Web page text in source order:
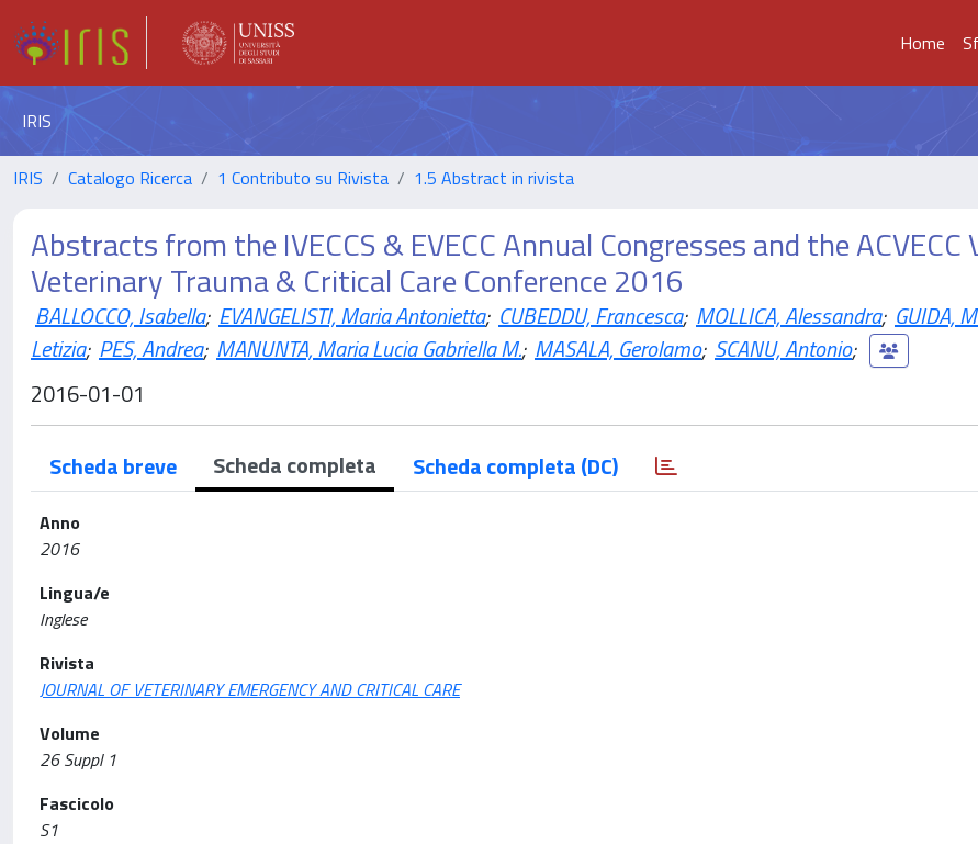
Home
IRIS
IRIS Catalogo Ricerca 1 Contributo su Rivista 1.5 Abstract in rivista
Abstracts from the IVECCS & EVECC Annual Congresses and the ACVECC
Veterinary Trauma & Critical Care Conference 2016
BALLOCCO, Isabella; EVANGELISTI, Maria Antonietta; CUBEDDU, Francesca; MOLLICA, Alessandra; GUIDA,
Letizia; PES, Andrea; MANUNTA, Maria Lucia Gabriella M.; MASALA, Gerolamo; SCANU, Antonio;
2016-01-01
Scheda breve Scheda completa Scheda completa (DC)
Anno
2016
Lingua/e
Inglese
Rivista
JOURNAL OF VETERINARY EMERGENCY AND CRITICAL CARE
Volume
26 Suppl 1
Fascicolo
S1